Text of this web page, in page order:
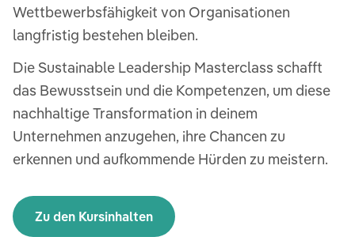
Wettbewerbsfähigkeit von Organisationen
langfristig bestehen bleiben.
Die Sustainable Leadership Masterclass schafft
das Bewusstsein und die Kompetenzen, um diese
nachhaltige Transformation in deinem
Unternehmen anzugehen, ihre Chancen zu
erkennen und aufkommende Hürden zu meistern.
Zu den Kursinhalten